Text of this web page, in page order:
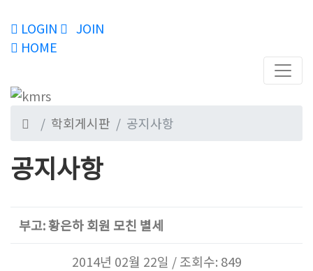
LOGIN
JOIN
HOME
학회게시판 공지사항
공지사항
부고: 황은하 회원 모친 별세
2014년 02월 22일 / 조회수: 849